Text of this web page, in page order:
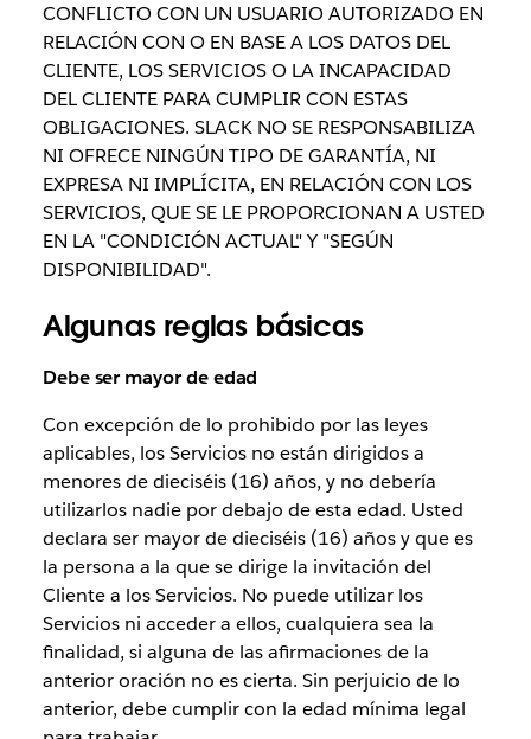
CONFLICTO CON UN USUARIO AUTORIZADO EN
RELACIÓN CON O EN BASE A LOS DATOS DEL
CLIENTE, LOS SERVICIOS O LA INCAPACIDAD
DEL CLIENTE PARA CUMPLIR CON ESTAS
OBLIGACIONES. SLACK NO SE RESPONSABILIZA
NI OFRECE NINGÚN TIPO DE GARANTÍA, NI
EXPRESA NI IMPLÍCITA, EN RELACIÓN CON LOS
SERVICIOS, QUE SE LE PROPORCIONAN A USTED
EN LA "CONDICIÓN ACTUAL" Y "SEGÚN
DISPONIBILIDAD".
Algunas reglas básicas
Debe ser mayor de edad
Con excepción de lo prohibido por las leyes
aplicables, los Servicios no están dirigidos a
menores de dieciséis (16) años, y no debería
utilizarlos nadie por debajo de esta edad. Usted
declara ser mayor de dieciséis (16) años y que es
la persona a la que se dirige la invitación del
Cliente a los Servicios. No puede utilizar los
Servicios ni acceder a ellos, cualquiera sea la
finalidad, si alguna de las afirmaciones de la
anterior oración no es cierta. Sin perjuicio de lo
anterior, debe cumplir con la edad mínima legal